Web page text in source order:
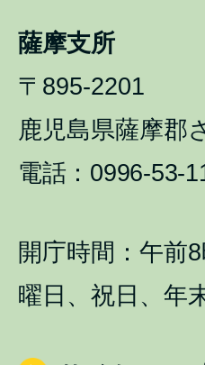
薩摩支所
〒895-2201
鹿児島県薩摩郡
電話：0996-53-
開庁時間：午前
曜日、祝日、年